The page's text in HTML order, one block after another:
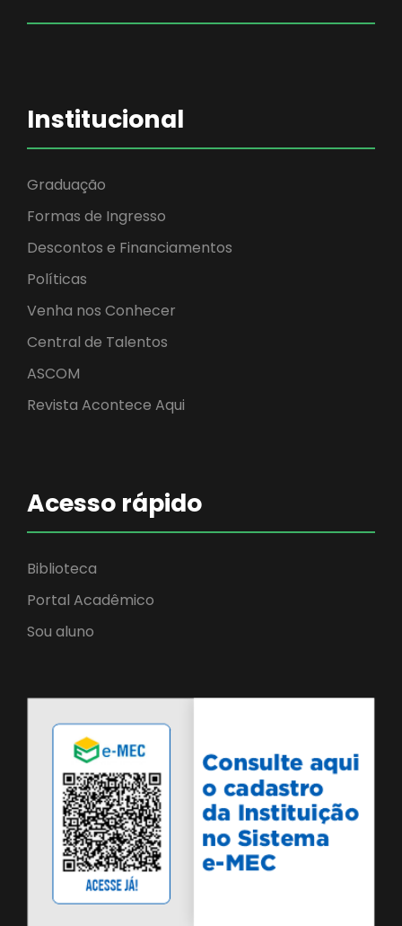
Institucional
Graduação
Formas de Ingresso
Descontos e Financiamentos
Políticas
Venha nos Conhecer
Central de Talentos
ASCOM
Revista Acontece Aqui
Acesso rápido
Biblioteca
Portal Acadêmico
Sou aluno